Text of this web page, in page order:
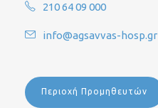
210 64 09 000
info@agsavvas-hosp.gr
Περιοχή Προμηθευτών